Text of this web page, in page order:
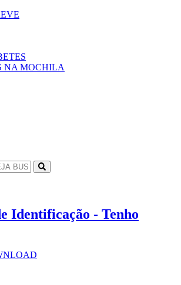
NA MOCHILA
Identificação - Tenho